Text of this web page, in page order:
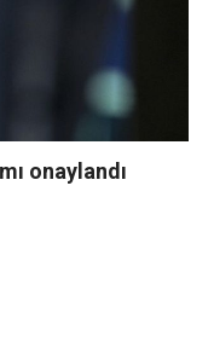
onaylandı